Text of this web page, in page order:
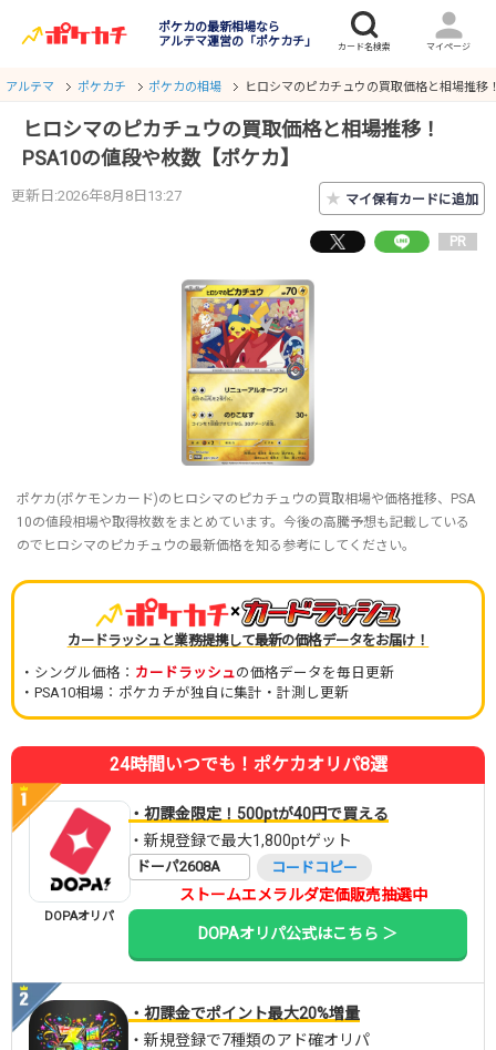
ポケカの最新相場なら
アルテマ運営の「ポケカチ」
アルテマ ポケカチ ポケカの相場 ヒロシマのピカチュウの買取価格と相場推移
ヒロシマのピカチュウの買取価格と相場推移！
PSA10の値段や枚数【ポケカ】
更新日:2026年8月8日13:27 ★ マイ保有カードに追加
PR
ポケカ(ポケモンカード)のヒロシマのピカチュウの買取相場や価格推移、PSA
10の値段相場や取得枚数をまとめています。今後の高騰予想も記載している
のでヒロシマのピカチュウの最新価格を知る参考にしてください。
×
カードラッシュと業務提携して最新の価格データをお届け！
・シングル価格： カードラッシュの価格データを毎日更新
・PSA10相場：ポケカチが独自に集計・計測し更新
24時間いつでも！ポケカオリパ8選
DOPAオリパ
・初課金限定！500ptが40円で買える
・新規登録で最大1,800ptゲット
ドーパ2608A コードコピー
ストームエメラルダ定価販売抽選中
DOPAオリパ公式はこちら ＞
・初課金でポイント最大20%増量
・新規登録で7種類のアド確オリパ